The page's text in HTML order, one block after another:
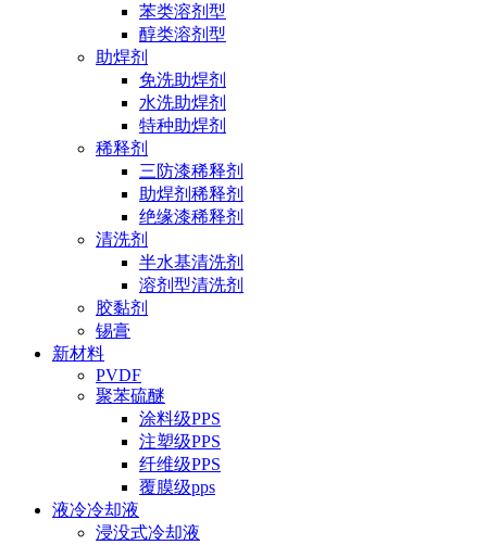
苯类溶剂型
醇类溶剂型
助焊剂
免洗助焊剂
水洗助焊剂
特种助焊剂
稀释剂
三防漆稀释剂
助焊剂稀释剂
绝缘漆稀释剂
清洗剂
半水基清洗剂
溶剂型清洗剂
胶黏剂
锡膏
新材料
PVDF
聚苯硫醚
涂料级PPS
注塑级PPS
纤维级PPS
覆膜级pps
液冷冷却液
浸没式冷却液